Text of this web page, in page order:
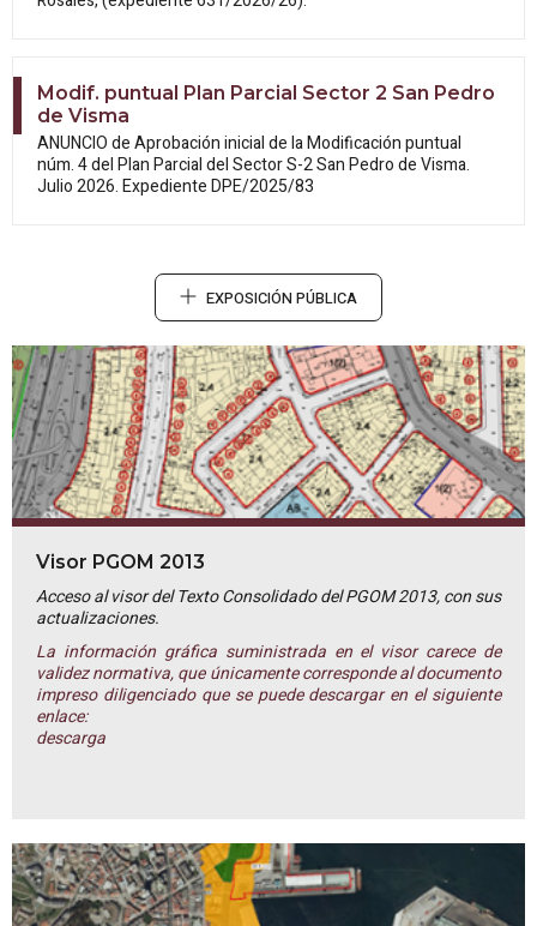
Modif. puntual Plan Parcial Sector 2 San Pedro
de Visma
ANUNCIO de Aprobación inicial de laModificación puntual
núm. 4 del Plan Parcial del Sector S-2 San Pedro de Visma.
Julio 2026. Expediente DPE/2025/83
EXPOSICIÓN PÚBLICA
Visor PGOM 2013
Acceso al visor del Texto Consolidado del PGOM 2013, con sus
actualizaciones.
La información gráfica suministrada en el visor carece de
validez normativa, que únicamente corresponde al documento
impreso diligenciado que se puede descargar en el siguiente
enlace:
descarga